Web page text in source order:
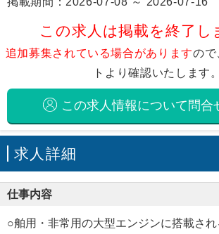
この求人は掲載を終了し
追加募集されている場合がありますので
トより確認いたします。
この求人情報について問合
求人詳細
仕事内容
○舶用・非常用の大型エンジンに搭載さ